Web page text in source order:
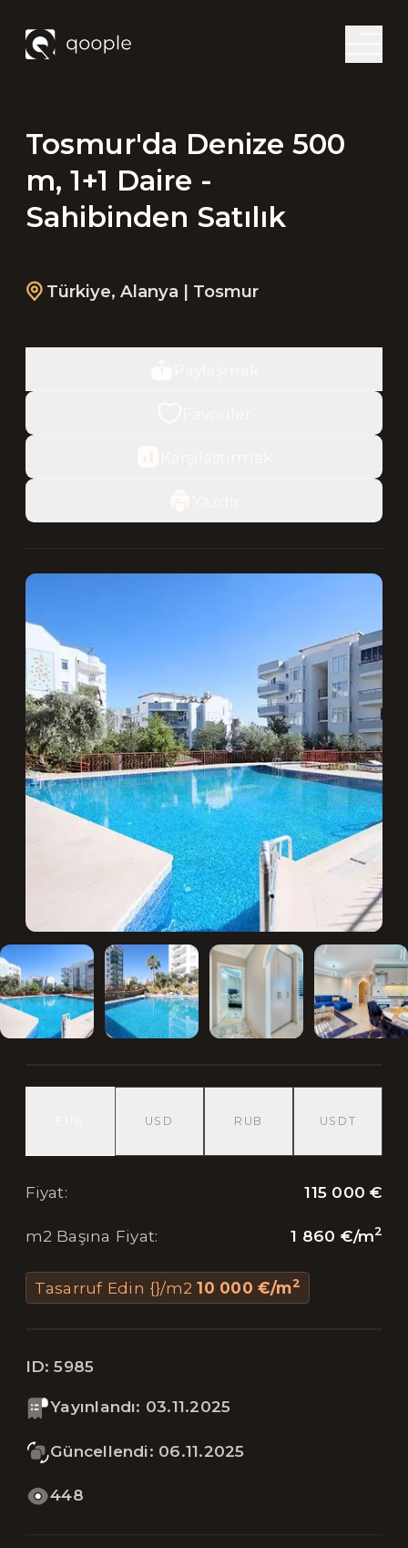
Tosmur'da Denize 500
m, 1+1 Daire -
Sahibinden Satılık
Türkiye, Alanya | Tosmur
USD RUB USDT
Fiyat: 115 000 €
m2 Başına Fiyat: 1 860 €/m2
Tasarruf Edin {}/m2 10 000 €/m2
ID:5985
Yayınlandı: 03.11.2025
Güncellendi: 06.11.2025
448